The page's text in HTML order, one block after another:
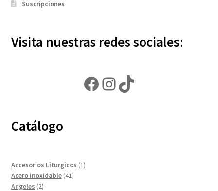
Suscripciones
Visita nuestras redes sociales:
Facebook
Instagram
TikTok
Catálogo
Accesorios Liturgicos 11
Acero Inoxidable 4141
Angeles 22